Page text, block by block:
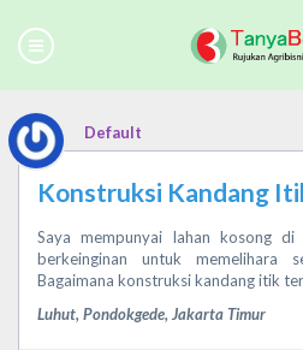
Default
Konstruksi Kandang
Saya mempunyai lahan kosong
berkeinginan untuk memelihara
Bagaimana konstruksi kandang itik
Luhut, Pondokgede, Jakarta Timur